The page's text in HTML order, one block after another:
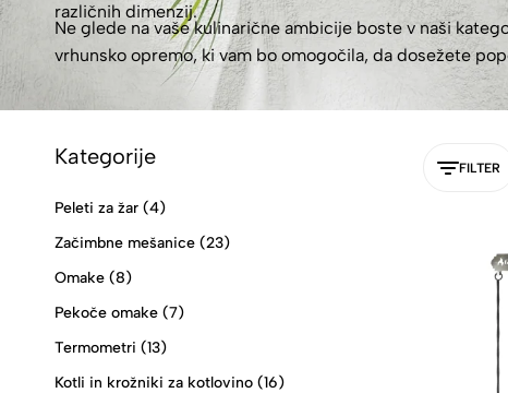
različnih dimenzij.
Ne glede na vaše kulinarične ambicije boste v naši
vrhunsko opremo, ki vam bo omogočila, da dosežete
pripravljeno odojčkovo poslastico, ki bo zagotovo pustila
FILTER
Kategorije
Peleti za žar (4)
Začimbne mešanice (23)
Omake (8)
Pekoče omake (7)
Termometri (13)
Kotli in krožniki za kotlovino (16)